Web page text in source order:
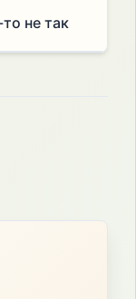
не так